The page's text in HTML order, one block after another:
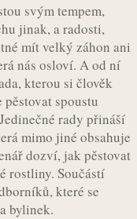
svým tempem,
jinak, a radosti,
mít velký záhon ani
nás osloví. A od ní
kterou si člověk
spoustu
rady přináší
mimo jiné obsahuje
dozví, jak pěstovat
rostliny. Součástí
které se
bylinek.